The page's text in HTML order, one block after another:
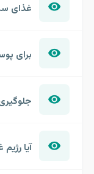
غذای
برای
آیا